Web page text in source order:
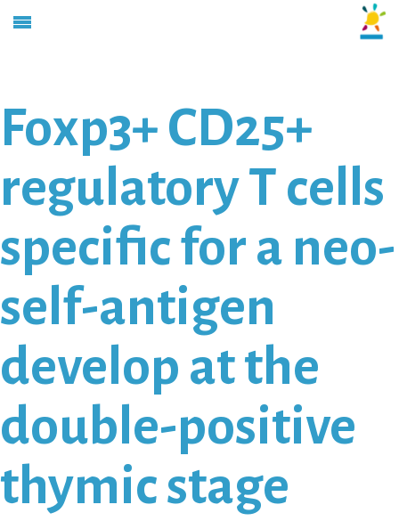
Foxp3+ CD25+
regulatory T cells
specific for a neo-
self-antigen
develop at the
double-positive
thymic stage